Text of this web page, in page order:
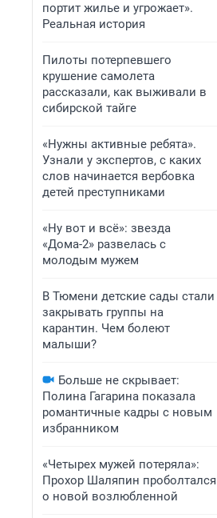
портит жилье и угрожает».
Реальная история
Пилоты потерпевшего
крушение самолета
рассказали, как выживали в
сибирской тайге
«Нужны активные ребята».
Узнали у экспертов, с каких
слов начинается вербовка
детей преступниками
«Ну вот и всё»: звезда
«Дома-2» развелась с
молодым мужем
В Тюмени детские сады стали
закрывать группы на
карантин. Чем болеют
малыши?
Больше не скрывает:
Полина Гагарина показала
романтичные кадры с новым
избранником
«Четырех мужей потеряла»:
Прохор Шаляпин проболтался
о новой возлюбленной